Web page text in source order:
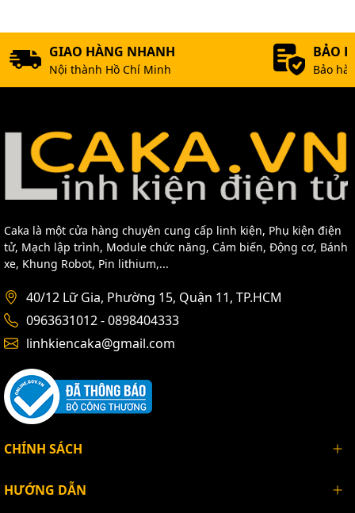
GIAO HÀNG NHANH
Nội thành Hồ Chí Minh
BẢO
Bảo
Caka là một cửa hàng chuyên cung cấp linh kiện, Phụ kiện điện
tử, Mạch lập trình, Module chức năng, Cảm biến, Động cơ, Bánh
xe, Khung Robot, Pin lithium,...
40/12 Lữ Gia, Phường 15, Quận 11, TP.HCM
0963631012 - 0898404333
linhkiencaka@gmail.com
CHÍNH SÁCH
HƯỚNG DẪN